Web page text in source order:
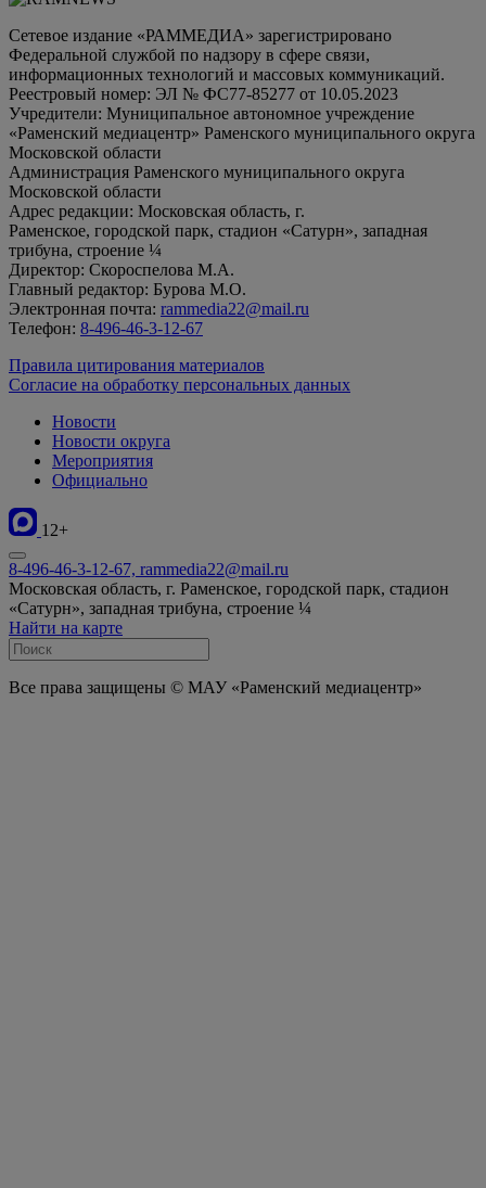
Сетевое издание «РАММЕДИА» зарегистрировано
Федеральной службой по надзору в сфере связи,
информационных технологий и массовых коммуникаций.
Реестровый номер: ЭЛ № ФС77-85277 от 10.05.2023
Учредители: Муниципальное автономное учреждение
«Раменский медиацентр» Раменского муниципального округа
Московской области
Администрация Раменского муниципального округа
Московской области
Адрес редакции: Московская область, г.
Раменское, городской парк, стадион «Сатурн», западная
трибуна, строение ¼
Директор: Скороспелова М.А.
Главный редактор: Бурова М.О.
Электронная почта: rammedia22@mail.ru
Телефон: 8-496-46-3-12-67
Правила цитирования материалов
Согласие на обработку персональных данных
Новости
Новости округа
Мероприятия
Официально
12+
8-496-46-3-12-67, rammedia22@mail.ru
Московская область, г. Раменское, городской парк, стадион
«Сатурн», западная трибуна, строение ¼
Найти на карте
Все права защищены © МАУ «Раменский медиацентр»